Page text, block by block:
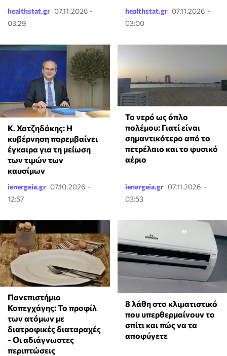
healthstat.gr 07.11.2026 -
03:29
healthstat.gr 07.11.2026 -
03:00
Κ. Χατζηδάκης: Η
κυβέρνηση παρεμβαίνει
έγκαιρα για τη μείωση
των τιμών των
καυσίμων
ienergeia.gr 07.10.2026 -
12:57
Το νερό ως όπλο
πολέμου: Γιατί είναι
σημαντικότερο από το
πετρέλαιο και το φυσικό
αέριο
ienergeia.gr 07.11.2026 -
03:53
Πανεπιστήμιο
Κοπεγχάγης: Το προφίλ
των ατόμων με
διατροφικές διαταραχές
- Οι αδιάγνωστες
περιπτώσεις
8 λάθη στο κλιματιστικό
που υπερθερμαίνουν το
σπίτι και πώς να τα
αποφύγετε